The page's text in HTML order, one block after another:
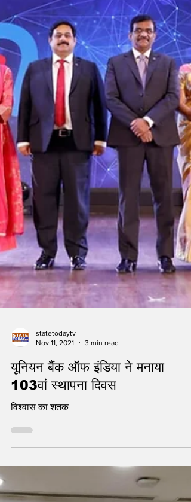
statetodaytv
3 min read
यूनियन बैंक ऑफ इंडिया ने मनाया